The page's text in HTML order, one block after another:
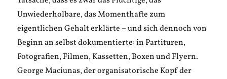
Unwiederholbare, das Momenthafte zum
eigentlichen Gehalt erklärte – und sich dennoch von
Beginn an selbst dokumentierte: in Partituren,
Fotografien, Filmen, Kassetten, Boxen und Flyern.
George Maciunas, der organisatorische Kopf der